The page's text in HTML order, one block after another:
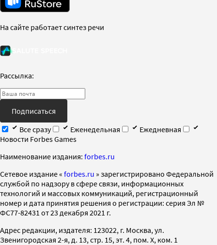
На сайте работает синтез речи
Рассылка:
Подписаться
Все сразу
Еженедельная
Ежедневная
Новости Forbes Games
Наименование издания: forbes.ru
Cетевое издание « forbes.ru » зарегистрировано Федеральной
службой по надзору в сфере связи, информационных
технологий и массовых коммуникаций, регистрационный
номер и дата принятия решения о регистрации: серия Эл №
ФС77-82431 от 23 декабря 2021 г.
Адрес редакции, издателя: 123022, г. Москва, ул.
Звенигородская 2-я, д. 13, стр. 15, эт. 4, пом. X, ком. 1